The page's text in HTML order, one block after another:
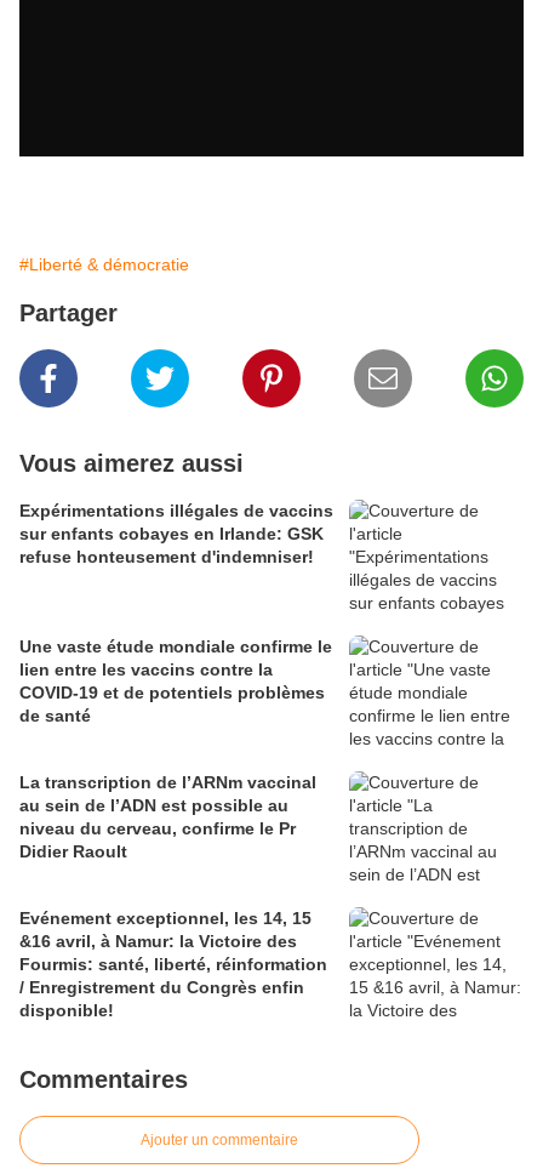
#Liberté & démocratie
Partager
Vous aimerez aussi
Expérimentations illégales de vaccins
sur enfants cobayes en Irlande: GSK
refuse honteusement d'indemniser!
Une vaste étude mondiale confirme le
lien entre les vaccins contre la
COVID-19 et de potentiels problèmes
de santé
La transcription de l’ARNm vaccinal
au sein de l’ADN est possible au
niveau du cerveau, confirme le Pr
Didier Raoult
Evénement exceptionnel, les 14, 15
&16 avril, à Namur: la Victoire des
Fourmis: santé, liberté, réinformation
/ Enregistrement du Congrès enfin
disponible!
Commentaires
Ajouter un commentaire